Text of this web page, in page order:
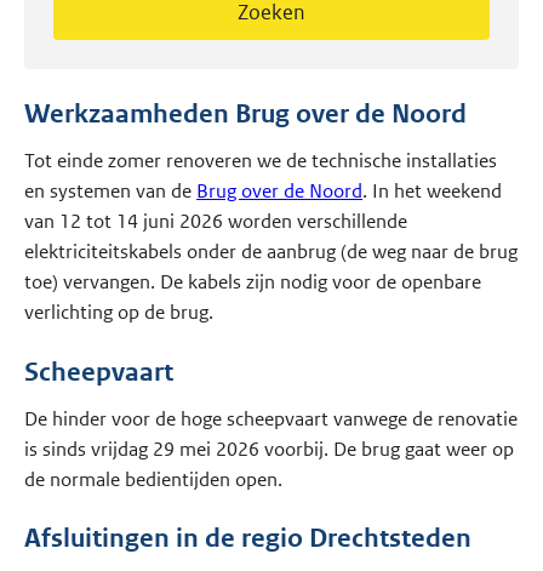
Zoeken
Werkzaamheden Brug over de Noord
Tot einde zomer renoveren we de technische installaties
en systemen van de Brug over de Noord. In het weekend
van 12 tot 14 juni 2026 worden verschillende
elektriciteitskabels onder de aanbrug (de weg naar de brug
toe) vervangen. De kabels zijn nodig voor de openbare
verlichting op de brug.
Scheepvaart
De hinder voor de hoge scheepvaart vanwege de renovatie
is sinds vrijdag 29 mei 2026 voorbij. De brug gaat weer op
de normale bedientijden open.
Afsluitingen in de regio Drechtsteden